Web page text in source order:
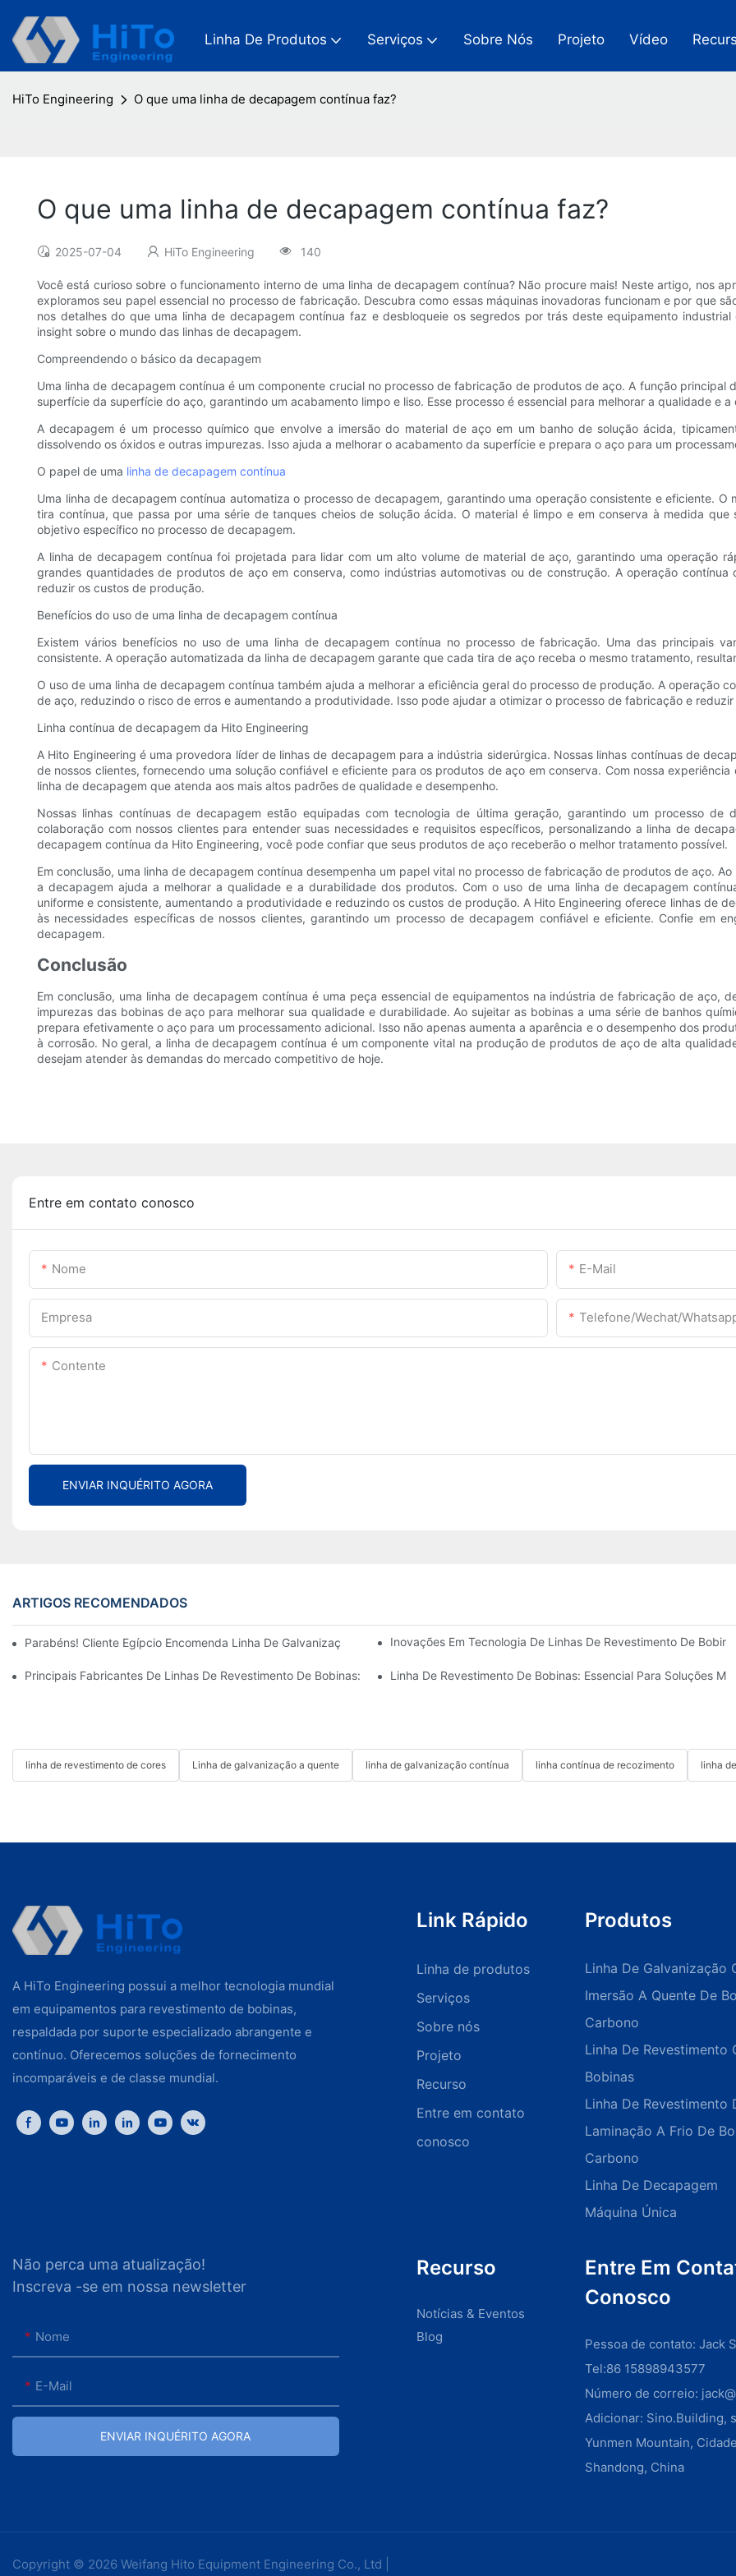
Linha De Produtos Serviços Sobre Nós Projeto Vídeo
HiTo Engineering O que uma linha de decapagem contínua faz?
O que uma linha de decapagem contínua faz?
2025-07-04 HiTo Engineering 140
Você está curioso sobre o funcionamento interno de uma linha de decapagem contínua? Não procure mais! Neste artigo, nos
exploramos seu papel essencial no processo de fabricação. Descubra como essas máquinas inovadoras funcionam e por que
nos detalhes do que uma linha de decapagem contínua faz e desbloqueie os segredos por trás deste equipamento
insight sobre o mundo das linhas de decapagem.
Compreendendo o básico da decapagem
Uma linha de decapagem contínua é um componente crucial no processo de fabricação de produtos de aço. A função principal
superfície da superfície do aço, garantindo um acabamento limpo e liso. Esse processo é essencial para melhorar a qualidade e
A decapagem é um processo químico que envolve a imersão do material de aço em um banho de solução ácida,
dissolvendo os óxidos e outras impurezas. Isso ajuda a melhorar o acabamento da superfície e prepara o aço para um
O papel de uma linha de decapagem contínua
Uma linha de decapagem contínua automatiza o processo de decapagem, garantindo uma operação consistente e eficiente.
tira contínua, que passa por uma série de tanques cheios de solução ácida. O material é limpo e em conserva à medida
objetivo específico no processo de decapagem.
A linha de decapagem contínua foi projetada para lidar com um alto volume de material de aço, garantindo uma operação
grandes quantidades de produtos de aço em conserva, como indústrias automotivas ou de construção. A operação
reduzir os custos de produção.
Benefícios do uso de uma linha de decapagem contínua
Existem vários benefícios no uso de uma linha de decapagem contínua no processo de fabricação. Uma das principais
consistente. A operação automatizada da linha de decapagem garante que cada tira de aço receba o mesmo tratamento,
O uso de uma linha de decapagem contínua também ajuda a melhorar a eficiência geral do processo de produção. A operação
de aço, reduzindo o risco de erros e aumentando a produtividade. Isso pode ajudar a otimizar o processo de fabricação e
Linha contínua de decapagem da Hito Engineering
A Hito Engineering é uma provedora líder de linhas de decapagem para a indústria siderúrgica. Nossas linhas contínuas de
de nossos clientes, fornecendo uma solução confiável e eficiente para os produtos de aço em conserva. Com nossa
linha de decapagem que atenda aos mais altos padrões de qualidade e desempenho.
Nossas linhas contínuas de decapagem estão equipadas com tecnologia de última geração, garantindo um processo de
colaboração com nossos clientes para entender suas necessidades e requisitos específicos, personalizando a linha de
decapagem contínua da Hito Engineering, você pode confiar que seus produtos de aço receberão o melhor tratamento possível.
Em conclusão, uma linha de decapagem contínua desempenha um papel vital no processo de fabricação de produtos de aço.
a decapagem ajuda a melhorar a qualidade e a durabilidade dos produtos. Com o uso de uma linha de decapagem
uniforme e consistente, aumentando a produtividade e reduzindo os custos de produção. A Hito Engineering oferece linhas de
às necessidades específicas de nossos clientes, garantindo um processo de decapagem confiável e eficiente. Confie em
decapagem.
Conclusão
Em conclusão, uma linha de decapagem contínua é uma peça essencial de equipamentos na indústria de fabricação de aço,
impurezas das bobinas de aço para melhorar sua qualidade e durabilidade. Ao sujeitar as bobinas a uma série de banhos
prepara efetivamente o aço para um processamento adicional. Isso não apenas aumenta a aparência e o desempenho dos
à corrosão. No geral, a linha de decapagem contínua é um componente vital na produção de produtos de aço de alta
desejam atender às demandas do mercado competitivo de hoje.
Entre em contato conosco
Nome E-Mail
Empresa Telefone/Wechat/
Contente
ENVIAR INQUÉRITO AGORA
ARTIGOS RECOMENDADOS
Parabéns! Cliente Egípcio Encomenda Linha De Galvanização Contínua A Quente Com Cuba Dupla Da HiTo Engineering.
Inovações Em Tecnologia De Linhas De Revestimento De
Principais Fabricantes De Linhas De Revestimento De Bobinas: Um Guia Para CompradoresLinha De Revestimento De Bobinas: Essencial Para Soluções
linha de revestimento de cores Linha de galvanização a quente linha de galvanização contínua linha contínua de recozimento linha
A HiTo Engineering possui a melhor tecnologia mundial
em equipamentos para revestimento de bobinas,
respaldada por suporte especializado abrangente e
contínuo. Oferecemos soluções de fornecimento
incomparáveis ​​e de classe mundial.
Link Rápido
Linha de produtos
Serviços
Sobre nós
Projeto
Recurso
Entre em contato
conosco
Produtos
Linha De Galvanização
Imersão A Quente De
Carbono
Linha De Revestimento
Bobinas
Linha De Revestimento
Laminação A Frio De
Carbono
Linha De Decapagem
Máquina Única
Não perca uma atualização!
Inscreva -se em nossa newsletter
Nome
E-Mail
ENVIAR INQUÉRITO AGORA
Recurso
Notícias & Eventos
Blog
Entre Em
Conosco
Pessoa de contato: Jack
Tel:86 15898943577
Número de correio:
Adicionar: Sino.Building,
Yunmen Mountain,
Shandong, China
Copyright © 2026 Weifang Hito Equipment Engineering Co., Ltd |